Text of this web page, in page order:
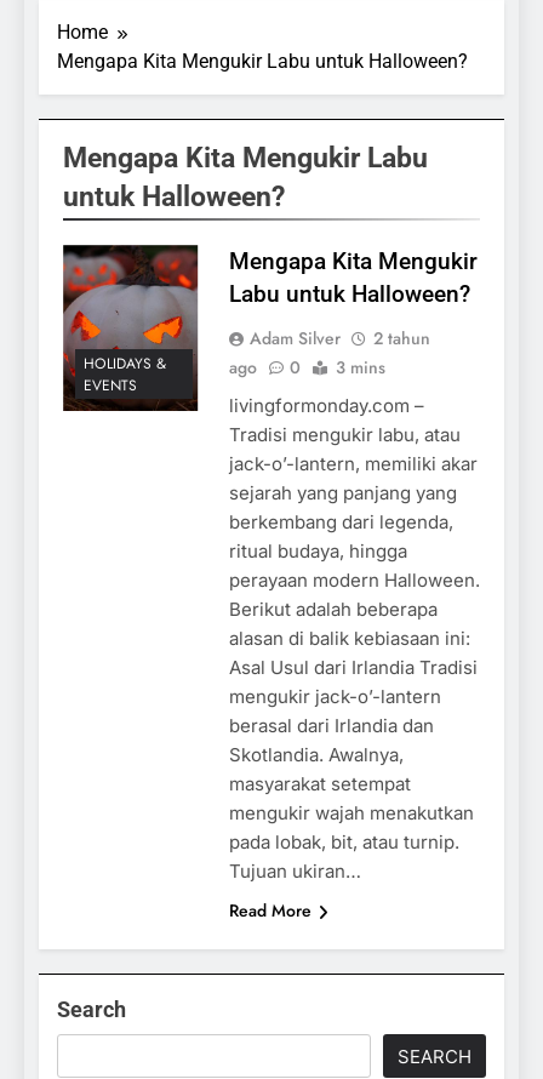
Home
Mengapa Kita Mengukir Labu untuk Halloween?
Mengapa Kita Mengukir Labu
untuk Halloween?
HOLIDAYS &
EVENTS
Mengapa Kita Mengukir
Labu untuk Halloween?
Adam Silver
2 tahun
ago
0 3 mins
livingformonday.com –
Tradisi mengukir labu, atau
jack-o’-lantern, memiliki akar
sejarah yang panjang yang
berkembang dari legenda,
ritual budaya, hingga
perayaan modern Halloween.
Berikut adalah beberapa
alasan di balik kebiasaan ini:
Asal Usul dari Irlandia Tradisi
mengukir jack-o’-lantern
berasal dari Irlandia dan
Skotlandia. Awalnya,
masyarakat setempat
mengukir wajah menakutkan
pada lobak, bit, atau turnip.
Tujuan ukiran…
Read More
Search
SEARCH